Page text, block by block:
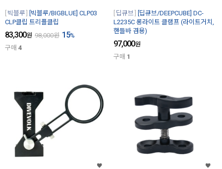
빅블루
[빅블루/BIGBLUE] CLP03
CLP클립 트리플클립
83,300원 98,000원 15%
구매 4
딥큐브
[딥큐브/DEEPCUBE] DC-
L2235C 롱라이트 클램프 (라이트거치,
핸들바 겸용)
97,000원
구매 1